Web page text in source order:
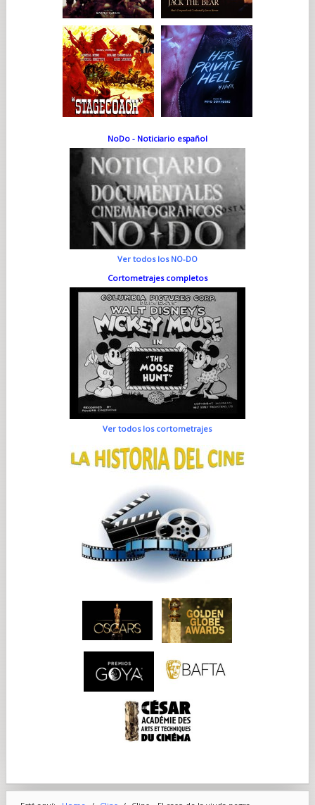
NoDo - Noticiario español
Ver todos los NO-DO
Cortometrajes completos
Ver todos los cortometrajes